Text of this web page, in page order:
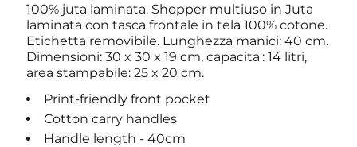
100% juta laminata. Shopper multiuso in Juta
laminata con tasca frontale in tela 100% cotone.
Etichetta removibile. Lunghezza manici: 40 cm.
Dimensioni: 30 x 30 x 19 cm, capacita': 14 litri,
area stampabile: 25 x 20 cm.
Print-friendly front pocket
Cotton carry handles
Handle length - 40cm